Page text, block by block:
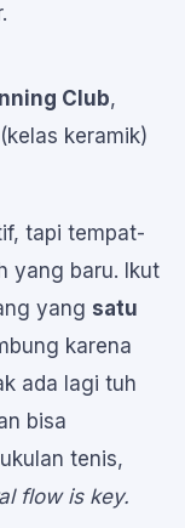
Club,
(kelas keramik)
tapi tempat-
yang baru. Ikut
yang satu
karena
ada lagi tuh
bisa
tenis,
flow is key.